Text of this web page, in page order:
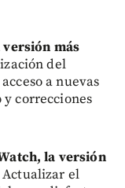
versión más
del
a nuevas
correcciones
la versión
Actualizar el